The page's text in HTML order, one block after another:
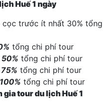
Huế 1 ngày
trước ít nhất 30% tổng
tổng chi phí tour
tổng chi phí tour
tổng chi phí tour
tổng chi phí tour
giatour du lịch Huế 1